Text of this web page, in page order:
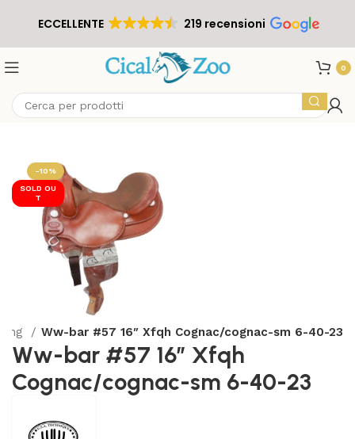
ECCELLENTE 219 recensioni
0
-10%
SOLD OU
T
Ww-bar #57 16″ Xfqh Cognac/cognac-sm 6-40-23
Ww-bar #57 16″ Xfqh
Cognac/cognac-sm 6-40-23